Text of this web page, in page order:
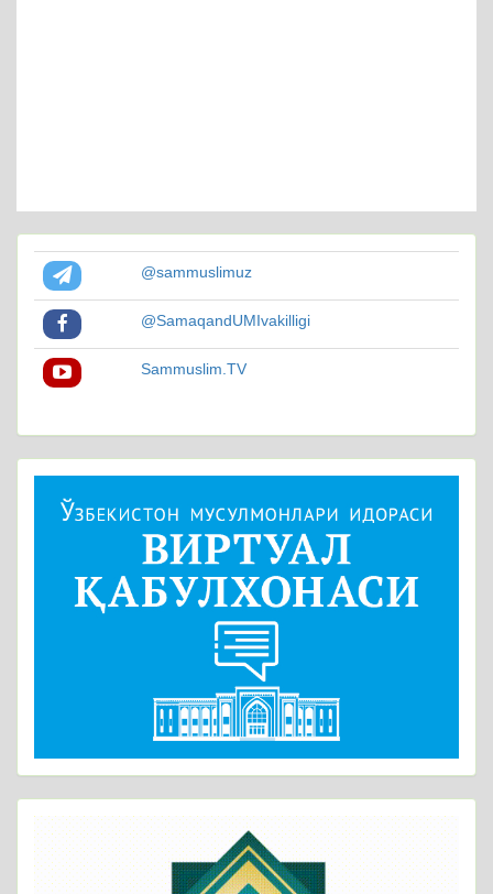
@sammuslimuz
@SamaqandUMIvakilligi
Sammuslim.TV